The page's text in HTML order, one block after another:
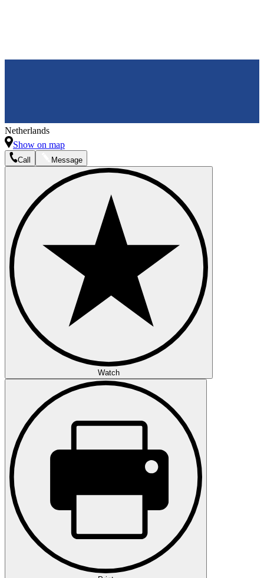
Netherlands
Show on map
Call Message
Watch